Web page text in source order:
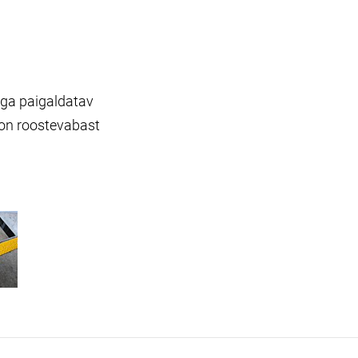
paigaldatav
roostevabast